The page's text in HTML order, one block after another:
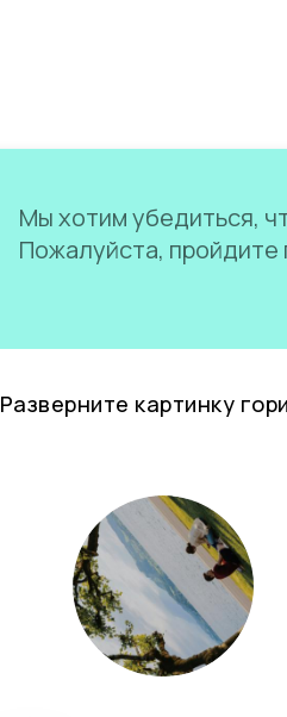
Мы хотим убедиться,
Пожалуйста, пройдите
Разверните картинку